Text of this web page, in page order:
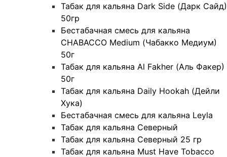
Табак для кальяна Dark Side (Дарк Сайд)
50гр
Бестабачная смесь для кальяна
CHABACCO Medium (Чабакко Медиум)
50г
Табак для кальяна Al Fakher (Аль Факер)
50г
Табак для кальяна Daily Hookah (Дейли
Хука)
Бестабачная смесь для кальяна Leyla
Табак для кальяна Северный
Табак для кальяна Северный 25 гр
Табак для кальяна Must Have Tobacco